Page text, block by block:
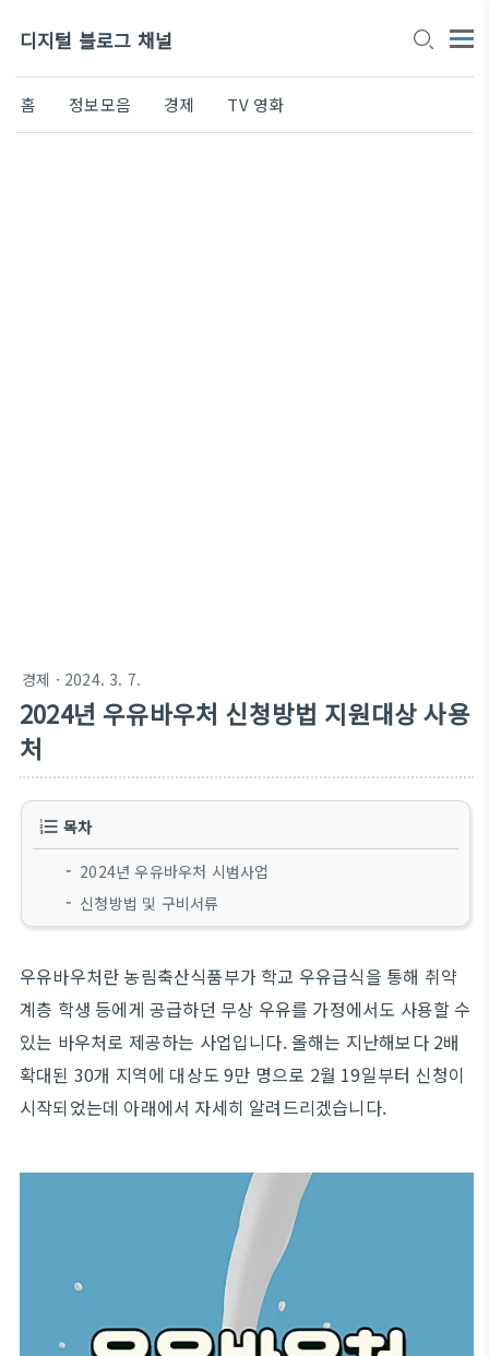
디지털 블로그 채널
홈 정보모음 경제 TV 영화
경제 · 2024. 3. 7.
2024년 우유바우처 신청방법 지원대상 사용
처
목차
2024년 우유바우처 시범사업
신청방법 및 구비서류
우유바우처란 농림축산식품부가 학교 우유급식을 통해 취약
계층 학생 등에게 공급하던 무상 우유를 가정에서도 사용할 수
있는 바우처로 제공하는 사업입니다. 올해는 지난해보다 2배
확대된 30개 지역에 대상도 9만 명으로 2월 19일부터 신청이
시작되었는데 아래에서 자세히 알려드리겠습니다.